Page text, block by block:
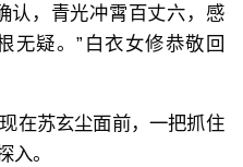
认，青光冲霄百丈六，感
无疑。”白衣女修恭敬回
在苏玄尘面前，一把抓住
入。